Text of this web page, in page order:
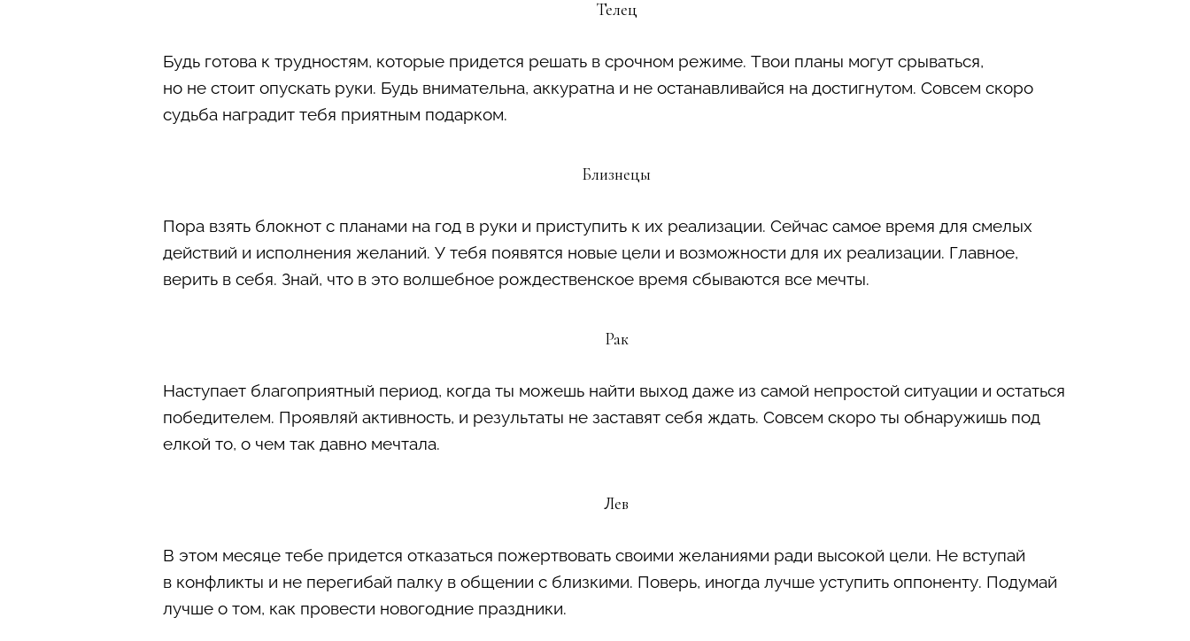
Телец
Будь готова к трудностям, которые придется решать в срочном режиме. Твои планы могут срываться,
но не стоит опускать руки. Будь внимательна, аккуратна и не останавливайся на достигнутом. Совсем скоро
судьба наградит тебя приятным подарком.
Близнецы
Пора взять блокнот с планами на год в руки и приступить к их реализации. Сейчас самое время для смелых
действий и исполнения желаний. У тебя появятся новые цели и возможности для их реализации. Главное,
верить в себя. Знай, что в это волшебное рождественское время сбываются все мечты.
Рак
Наступает благоприятный период, когда ты можешь найти выход даже из самой непростой ситуации и остаться
победителем. Проявляй активность, и результаты не заставят себя ждать. Совсем скоро ты обнаружишь под
елкой то, о чем так давно мечтала.
Лев
В этом месяце тебе придется отказаться пожертвовать своими желаниями ради высокой цели. Не вступай
в конфликты и не перегибай палку в общении с близкими. Поверь, иногда лучше уступить оппоненту. Подумай
лучше о том, как провести новогодние праздники.